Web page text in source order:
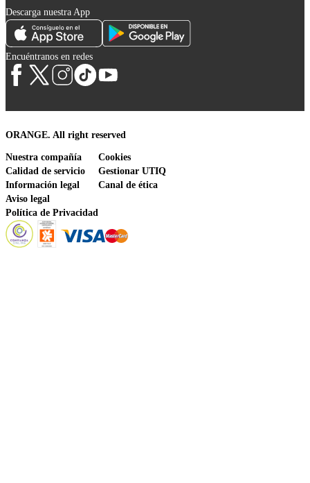
Descarga nuestra App
Encuéntranos en redes
ORANGE. All right reserved
Nuestra compañía
Calidad de servicio
Información legal
Aviso legal
Política de Privacidad
Cookies
Gestionar UTIQ
Canal de ética